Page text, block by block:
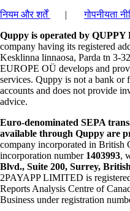
नियम और शर्तें
| गोपनीयता
Quppy is operated by QUPPY
company having its registered
Kesklinna linnaosa, Parda tn 3-
EUROPE OÜ develops and
services. Quppy is not a bank or
accounts and does not provide
advice.
Euro-denominated SEPA
available through Quppy are
company incorporated in British
incorporation number 1403993,
Blvd., Suite 200, Surrey,
2PAYAPP LIMITED is
Reports Analysis Centre of
Business under registration